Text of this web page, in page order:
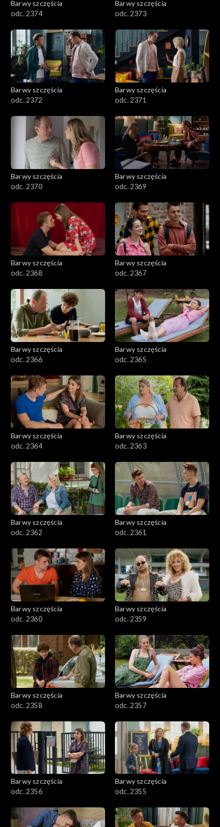
Barwy szczęścia
odc. 2374
Barwy szczęścia
odc. 2373
Barwy szczęścia
odc. 2372
Barwy szczęścia
odc. 2371
Barwy szczęścia
odc. 2370
Barwy szczęścia
odc. 2369
Barwy szczęścia
odc. 2368
Barwy szczęścia
odc. 2367
Barwy szczęścia
odc. 2366
Barwy szczęścia
odc. 2365
Barwy szczęścia
odc. 2364
Barwy szczęścia
odc. 2363
Barwy szczęścia
odc. 2362
Barwy szczęścia
odc. 2361
Barwy szczęścia
odc. 2360
Barwy szczęścia
odc. 2359
Barwy szczęścia
odc. 2358
Barwy szczęścia
odc. 2357
Barwy szczęścia
odc. 2356
Barwy szczęścia
odc. 2355